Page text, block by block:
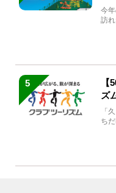
生
今
訪
5
ズ
「
ち